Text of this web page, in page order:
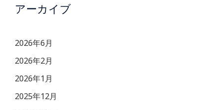
アーカイブ
2026年6月
2026年2月
2026年1月
2025年12月